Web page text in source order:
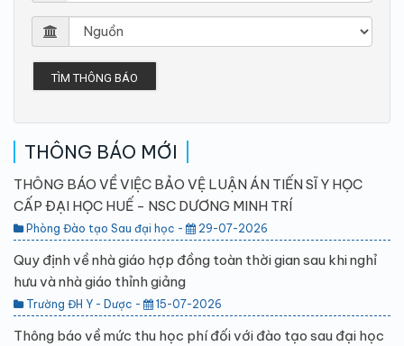
TÌM THÔNG BÁO
THÔNG BÁO MỚI
THÔNG BÁO VỀ VIỆC BẢO VỆ LUẬN ÁN TIẾN SĨ Y HỌC
CẤP ĐẠI HỌC HUẾ - NSC DƯƠNG MINH TRÍ
Phòng Đào tạo Sau đại học - 29-07-2026
Quy định về nhà giáo hợp đồng toàn thời gian sau khi nghỉ
hưu và nhà giáo thỉnh giảng
Trường ĐH Y - Dược - 15-07-2026
Thông báo về mức thu học phí đối với đào tạo sau đại học